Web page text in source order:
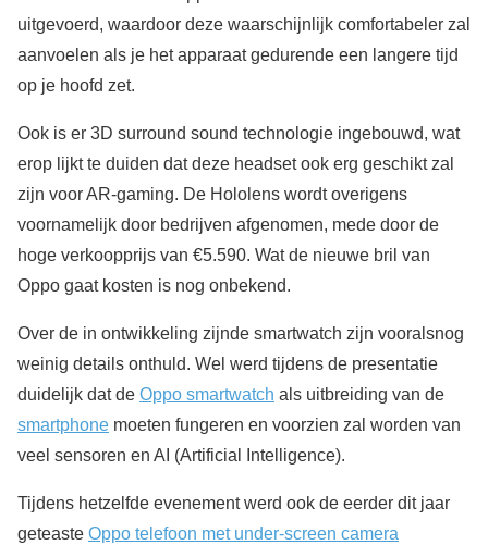
uitgevoerd, waardoor deze waarschijnlijk comfortabeler zal
aanvoelen als je het apparaat gedurende een langere tijd
op je hoofd zet.
Ook is er 3D surround sound technologie ingebouwd, wat
erop lijkt te duiden dat deze headset ook erg geschikt zal
zijn voor AR-gaming. De Hololens wordt overigens
voornamelijk door bedrijven afgenomen, mede door de
hoge verkoopprijs van €5.590. Wat de nieuwe bril van
Oppo gaat kosten is nog onbekend.
Over de in ontwikkeling zijnde smartwatch zijn vooralsnog
weinig details onthuld. Wel werd tijdens de presentatie
duidelijk dat de Oppo smartwatch als uitbreiding van de
smartphone moeten fungeren en voorzien zal worden van
veel sensoren en AI (Artificial Intelligence).
Tijdens hetzelfde evenement werd ook de eerder dit jaar
geteaste Oppo telefoon met under-screen camera